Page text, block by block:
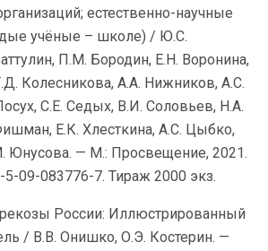
естественно-научные
учёные – школе) / Ю.С.
П.М. Бородин, Е.Н. Воронина,
Колесникова, А.А. Нижников, А.С.
С.Е. Седых, В.И. Соловьев, Н.А.
Е.К. Хлесткина, А.С. Цыбко,
Юнусова. — М.: Просвещение, 2021.
5-09-083776-7. Тираж 2000 экз.
России: Иллюстрированный
/ В.В. Онишко, О.Э. Костерин. —